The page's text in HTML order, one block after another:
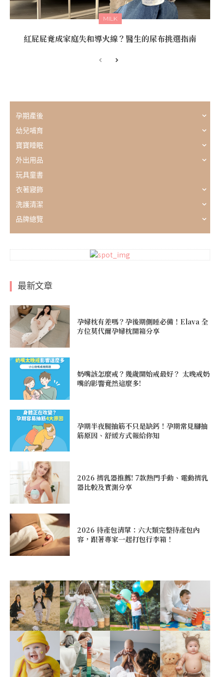
MILK
紅屁屁竟成家庭失和導火線？醫生的尿布挑選指南
孕期產後
幼兒哺育
寶寶睡眠
外出用品
玩具童書
衣著寢飾
洗護清潔
品牌總覽
最新文章
孕婦枕有差嗎？孕後期側睡必備！Elava 全
方位莫代爾孕婦枕開箱分享
奶嘴該怎麼戒？幾歲開始戒最好？ 太晚戒奶
嘴的影響竟然這麼多!
孕期半夜腿抽筋不只是缺鈣！孕期常見腳抽
筋原因、舒緩方式報給你知
2026 擠乳器推薦! 7款熱門手動、電動擠乳
器比較及實測分享
2026 待產包清單：六大類完整待產包內
容，跟著專家一起打包行李箱！